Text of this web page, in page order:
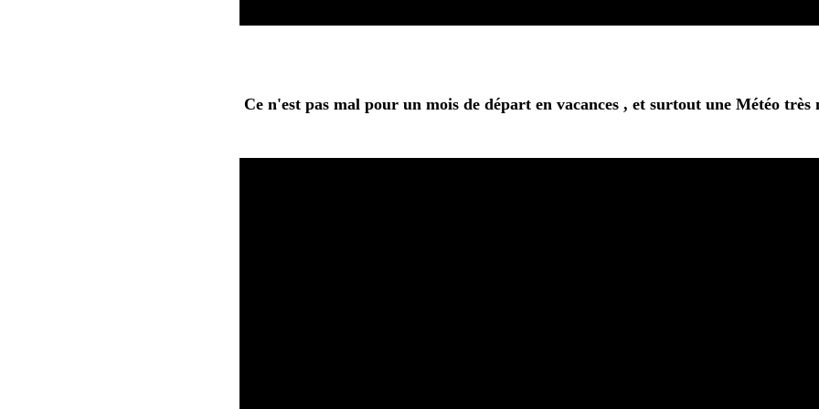
Ce n'est pas mal pour un mois de départ en vacances , et surtout une Météo très